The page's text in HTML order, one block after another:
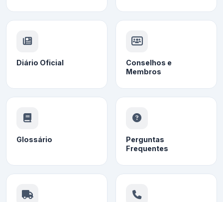
Diário Oficial
Conselhos e
Membros
Glossário
Perguntas
Frequentes